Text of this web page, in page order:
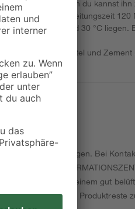
große Hilfe, denn du kannst ihn
dass die Verarbeitungszeit 120
zwischen 5 und 30 °C liegen.
im Umgang mit Mörtel und
tragen. Bei
Sofort
waschen. An einem gut
zuführen! Größere Produktreste